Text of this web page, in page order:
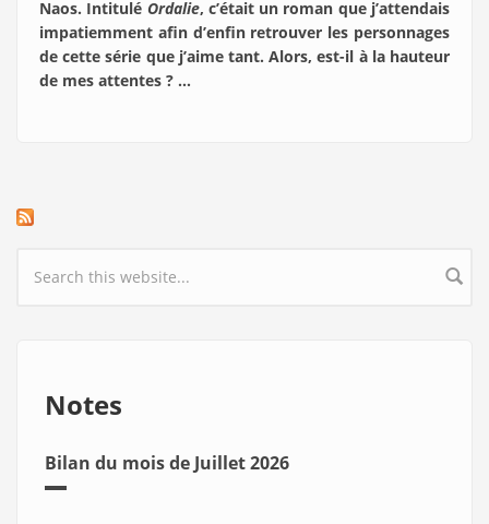
Naos. Intitulé Ordalie, c’était un roman que j’attendais
impatiemment afin d’enfin retrouver les personnages
de cette série que j’aime tant. Alors, est-il à la hauteur
de mes attentes ? …
Search form
Notes
Bilan du mois de Juillet 2026